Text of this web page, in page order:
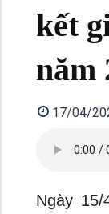
kết
năm
17/04/
Ngày